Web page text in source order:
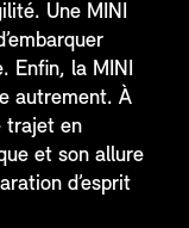
Une MINI
Enfin, la MINI
autrement. À
trajet en
et son allure
d’esprit